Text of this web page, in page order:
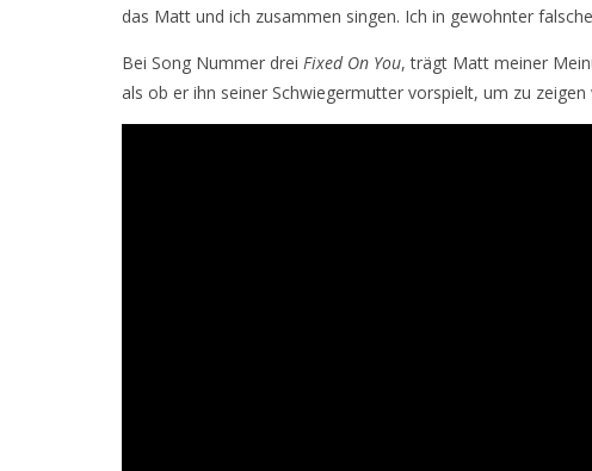
das Matt und ich zusammen singen. Ich in gewohnter
Bei Song Nummer drei Fixed On You, trägt Matt meiner
als ob er ihn seiner Schwiegermutter vorspielt, um zu